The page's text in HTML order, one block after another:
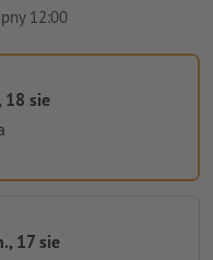
12:00
18 sie
17 sie